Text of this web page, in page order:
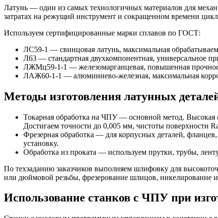
Латунь — один из самых технологичных материалов для
затратах на режущий инструмент и сокращенном времени
Используем сертифицированные марки сплавов по ГОСТ:
ЛС59-1 — свинцовая латунь, максимальная
Л63 — стандартная двухкомпонентная, универсальное
ЛЖМц59-1-1 — железомарганцевая, повышенная
ЛАЖ60-1-1 — алюминиево-железная, максимальная
Методы изготовления латунных
Токарная обработка на ЧПУ — основной метод. Высокая
Достигаем точности до 0,005 мм, чистоты поверхности
Фрезерная обработка — для корпусных деталей,
установку.
Обработка из проката — используем прутки, трубы,
По техзаданию заказчиков выполняем шлифовку для
или дюймовой резьбы, фрезерование шлицов, никелирование
Использование станков с ЧПУ при